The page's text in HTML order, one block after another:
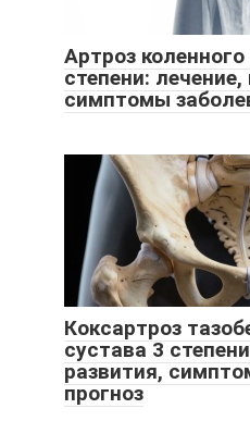
Артроз коленного
степени:
симптомы
Коксартроз
сустава 3
развития,
прогноз